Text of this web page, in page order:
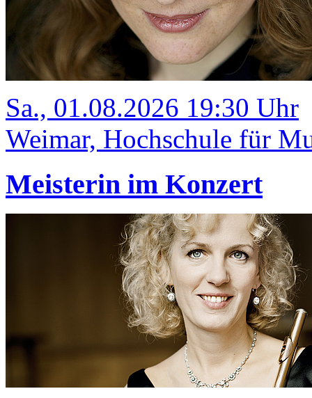
Sa., 01.08.2026 19:30 Uhr
Weimar, Hochschule für
Meisterin im Konzert